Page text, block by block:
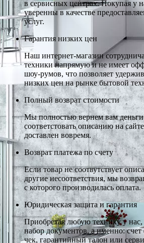
в сервисных центрах. Покупая у
уверенны в качестве
услуг.
Гарантия низких цен
Наш интернет-магазин
техники напрямую и не имеет
шоу-румов, что позволяет
низких цен на рынке бытовой
Полный возврат стоимости
Мы полностью вернем вам деньги
соответстовать описанию на
доставлен вовремя.
Возврат платежа по счету
Если товар не соотвутствует
другие несоответствия, мы
с которого производилась оплата.
Юридическая защита и гарантия
Приобретая любую технику у
набор документов, а именно: счет
чек, гарантийный талон или